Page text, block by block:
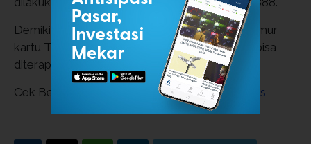
Demikian penjelasan mengenai panduan cek umur
kartu Telkomsel lewat USSD dan layanan CS bisa
diterapkan dengan mudah dan praktis.
Cek Berita dan Artikel yang lain diGoogle News